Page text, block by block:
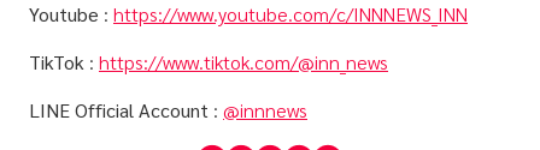
Youtube : https://www.youtube.com/c/INNNEWS_INN
TikTok : https://www.tiktok.com/@inn_news
LINE Official Account : @innnews